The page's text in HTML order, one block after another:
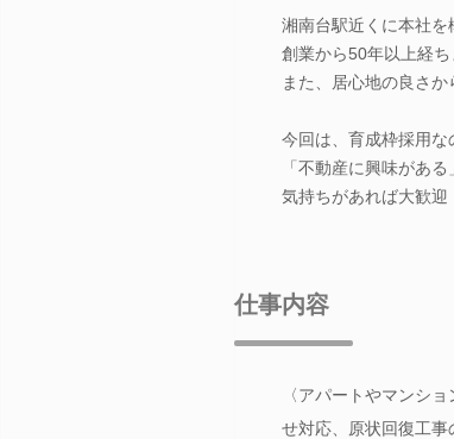
湘南台駅近くに本社を
創業から50年以上経
また、居心地の良さ
今回は、育成枠採用な
「不動産に興味があ
気持ちがあれば大歓迎
仕事内容
〈アパートやマンシ
せ対応、原状回復工事